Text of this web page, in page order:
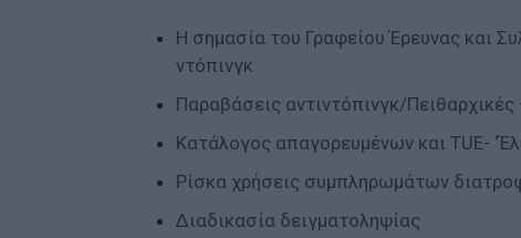
Η σημασία του Γραφείου Έρευνας και
ντόπινγκ
Παραβάσεις αντιντόπινγκ/
Κατάλογος απαγορευμένων και TUE-
Ρίσκα χρήσεις συμπληρωμάτων
Διαδικασία δειγματοληψίας